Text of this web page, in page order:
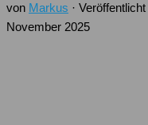
von Markus · Veröffentlicht
November 2025